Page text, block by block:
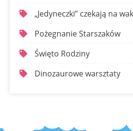
„Jedyneczki” czekają na
Pożegnanie Starszaków
Święto Rodziny
Dinozaurowe warsztaty